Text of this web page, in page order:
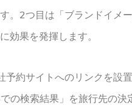
。2つ目は「ブランドイメ
効果を発揮します。
約サイトへのリンクを設
検索結果」を旅行先の決